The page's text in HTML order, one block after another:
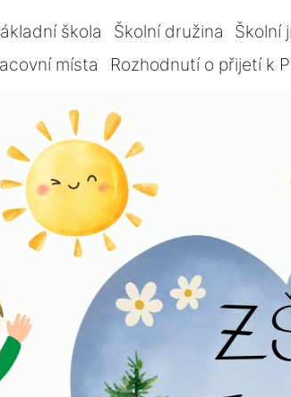
škola Školní družina Školní
místa
Rozhodnutí o přijetí k